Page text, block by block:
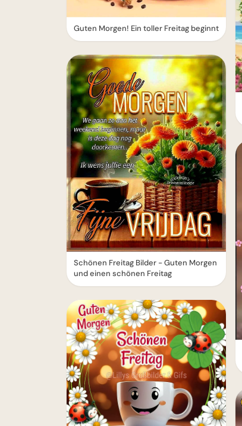
Guten Morgen! Ein toller Freitag beginnt
Schönen Freitag Bilder - Guten Morgen
und einen schönen Freitag